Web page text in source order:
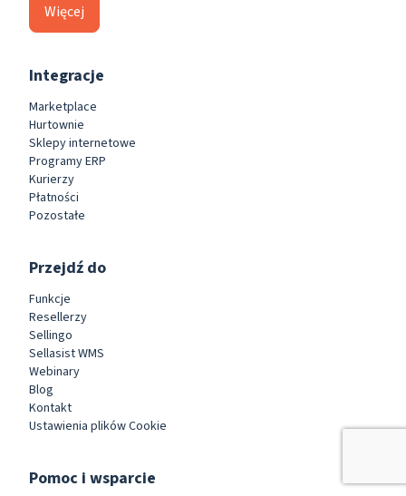
Więcej
Integracje
Marketplace
Hurtownie
Sklepy internetowe
Programy ERP
Kurierzy
Płatności
Pozostałe
Przejdź do
Funkcje
Resellerzy
Sellingo
Sellasist WMS
Webinary
Blog
Kontakt
Ustawienia plików Cookie
Pomoc i wsparcie